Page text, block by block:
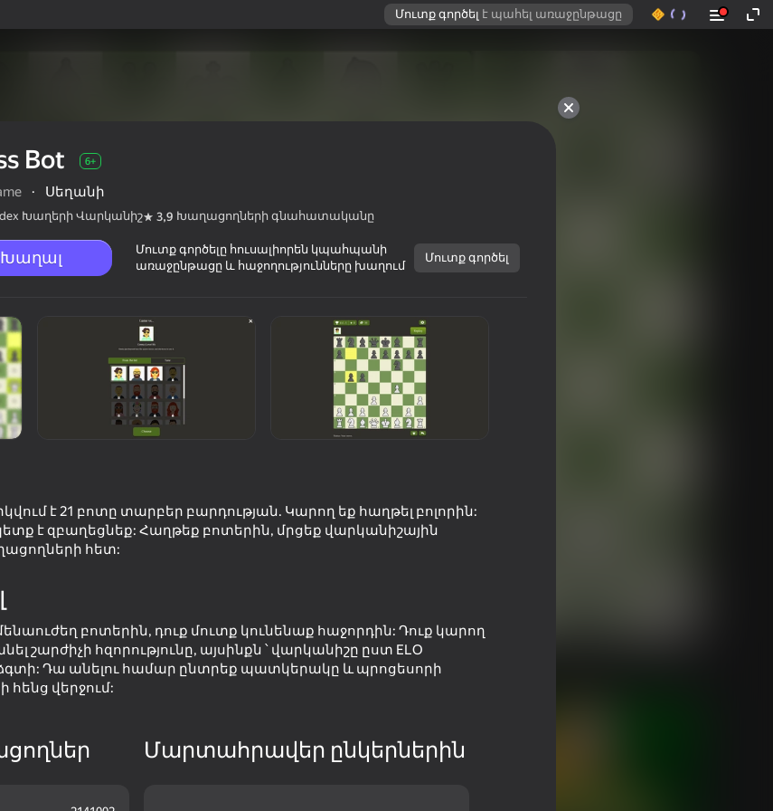
Մուտք գործել է պահել առաջընթացը
6+
Bot 6+
· Սեղանի
Խաղերի Վարկանիշ 3,9 Խաղացողների գնահատականը
Խաղալ
Մուտք գործելը հուսալիորեն կպահպանի
առաջընթացը և հաջողությունները խաղում
Մուտք գործել
է 21 բոտը տարբեր բարդության. Կարող եք հաղթել բոլորին:
է զբաղեցնեք: Հաղթեք բոտերին, մրցեք վարկանիշային
հետ:
բոտերին, դուք մուտք կունենաք հաջորդին: Դուք կարող
շարժիչի հզորությունը, այսինքն ՝ վարկանիշը ըստ ELO
Դա անելու համար ընտրեք պատկերակը և պրոցեսորի
վերջում:
Մարտահրավեր ընկերներին